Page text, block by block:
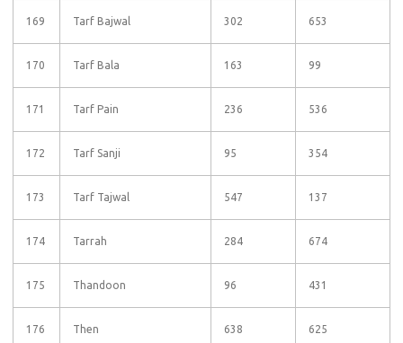
169 Tarf Bajwal 302 653
170 Tarf Bala 163 99
171 Tarf Pain 236 536
172 Tarf Sanji 95 354
173 Tarf Tajwal 547 137
174 Tarrah 284 674
175 Thandoon 96 431
176 Then 638 625